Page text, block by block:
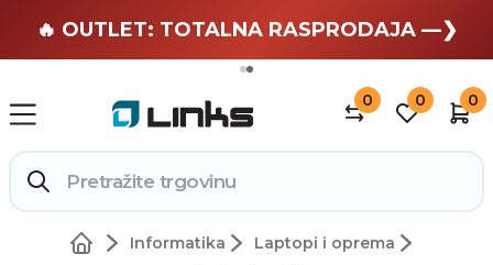
🏄 Zaslužuješ odmor —❯
🔥 OUTLET: TOTALNA RASPRODAJA —❯
0 0 0
Informatika
Laptopi i oprema